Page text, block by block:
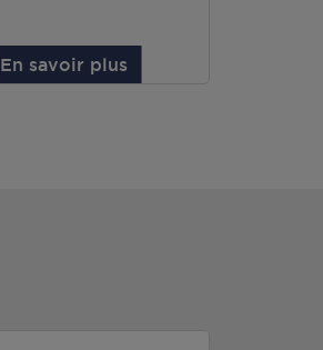
En savoir plus